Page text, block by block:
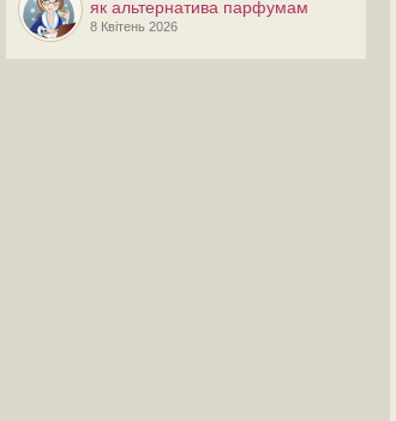
як альтернатива парфумам
8 Квітень 2026